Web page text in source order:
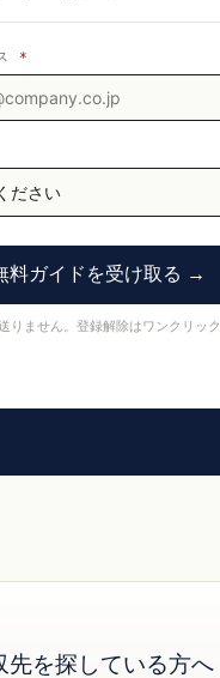
*
料ガイドを受け取る →
りません。登録解除はワンクリッ
先を探している方へ